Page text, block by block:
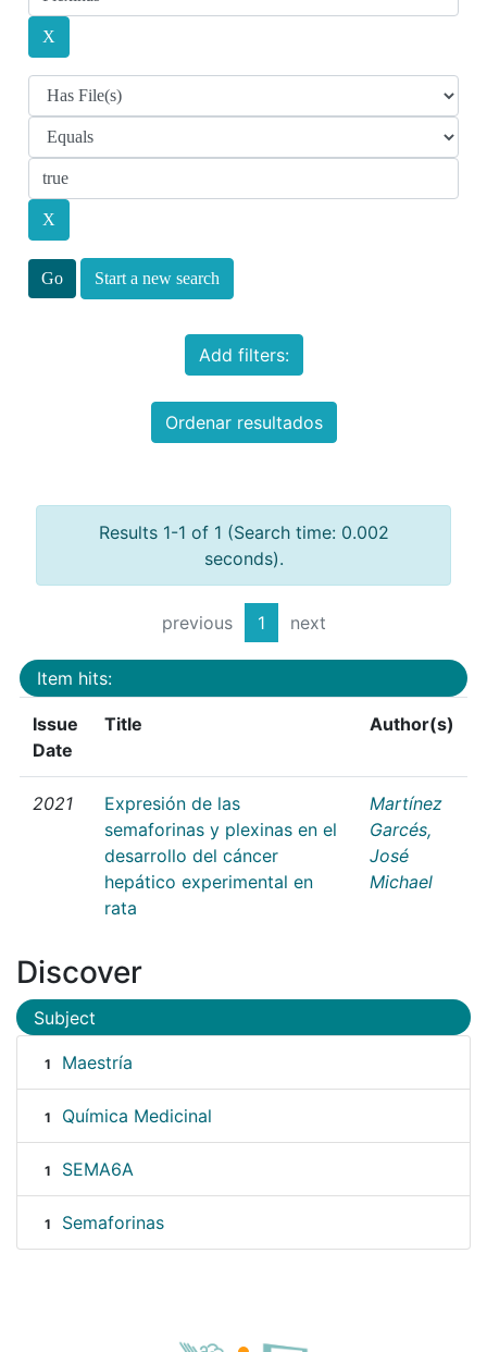
Start a new search
Add filters:
Ordenar resultados
Results 1-1 of 1 (Search time: 0.002
seconds).
previous 1 next
Item hits:
Issue
Date
Title Author(s)
2021
Expresión de las
semaforinas y plexinas en el
desarrollo del cáncer
hepático experimental en
rata
Martínez
Garcés,
José
Michael
Discover
Subject
1 Maestría
1 Química Medicinal
1 SEMA6A
1 Semaforinas